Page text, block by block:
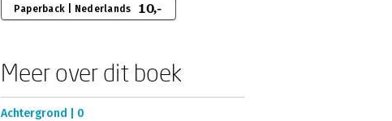
Paperback | Nederlands 10,-
Meer over dit boek
Achtergrond | 0